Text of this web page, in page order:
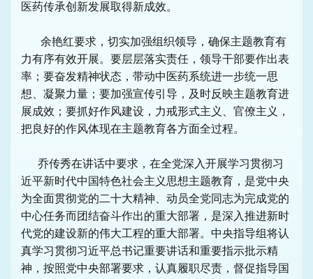
医药传承创新发展取得新成效。
余艳红要求，切实加强组织领导，确保主题教育有
力有序有效开展。要层层落实责任，领导干部要作出表
率；要奋发精神状态，带动中医药系统进一步统一思
想、凝聚力量；要加强宣传引导，及时反映主题教育进
展成效；要抓好作风建设，力戒形式主义、官僚主义，
把良好的作风体现在主题教育各方面全过程。
乔传秀在讲话中要求，在全党深入开展学习贯彻习
近平新时代中国特色社会主义思想主题教育，是党中央
为全面贯彻党的二十大精神、动员全党同志为完成党的
中心任务而团结奋斗作出的重大部署，是深入推进新时
代党的建设新的伟大工程的重大部署。中央指导组将认
真学习贯彻习近平总书记重要讲话和重要指示批示精
神，按照党中央部署要求，认真履职尽责，督促指导国